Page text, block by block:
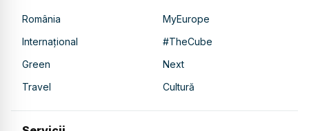
România
MyEurope
Internațional
#TheCube
Green
Next
Travel
Cultură